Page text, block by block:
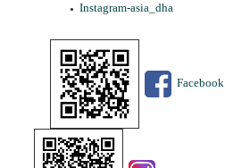
● Instagram-asia_dha
Facebook